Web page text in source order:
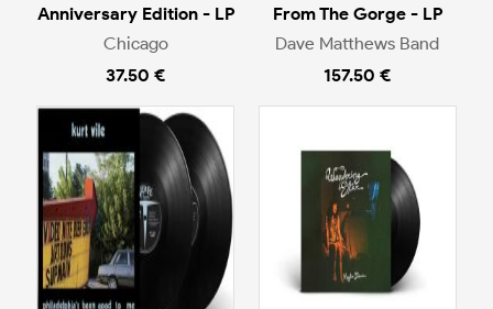
Anniversary Edition - LP
Chicago
37.50 €
From The Gorge - LP
Dave Matthews Band
157.50 €